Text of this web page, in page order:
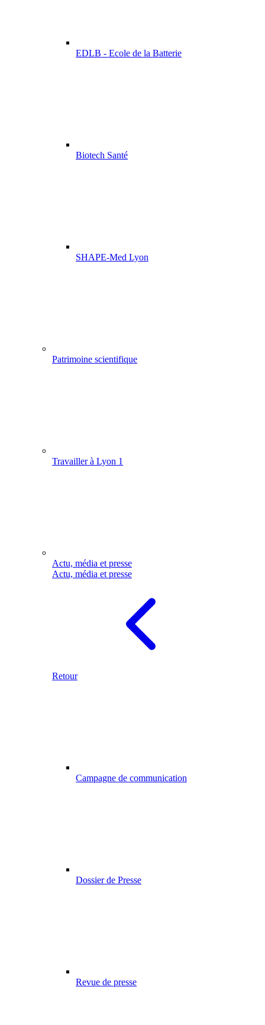
EDLB - Ecole de la Batterie
Biotech Santé
SHAPE-Med Lyon
Patrimoine scientifique
Travailler à Lyon 1
Actu, média et presse
Actu, média et presse
Retour
Campagne de communication
Dossier de Presse
Revue de presse